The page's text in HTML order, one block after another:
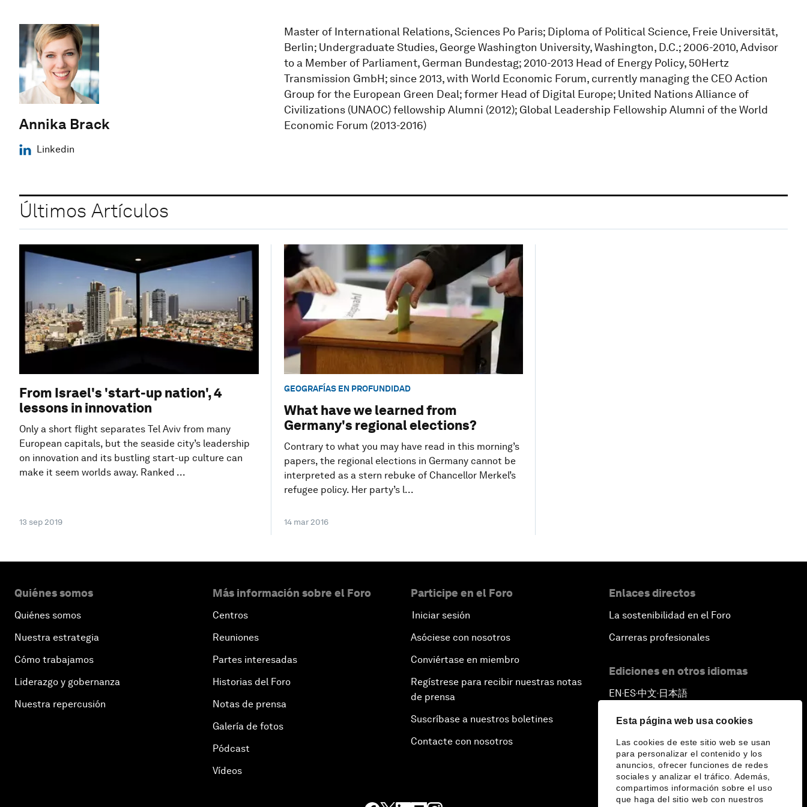
Esta página web usa cookies
Las cookies de este sitio web se usan
para personalizar el contenido y los
anuncios, ofrecer funciones de redes
sociales y analizar el tráfico. Además,
compartimos información sobre el uso
que haga del sitio web con nuestros
Annika Brack
Linkedin
Master of International Relations, Sciences Po Paris; Diploma of Political Science, Freie Universität,
Berlin; Undergraduate Studies, George Washington University, Washington, D.C.; 2006-2010, Advisor
to a Member of Parliament, German Bundestag; 2010-2013 Head of Energy Policy, 50Hertz
Transmission GmbH; since 2013, with World Economic Forum, currently managing the CEO Action
Group for the European Green Deal; former Head of Digital Europe; United Nations Alliance of
Civilizations (UNAOC) fellowship Alumni (2012); Global Leadership Fellowship Alumni of the World
Economic Forum (2013-2016)
Últimos Artículos
From Israel's 'start-up nation', 4
lessons in innovation
Only a short flight separates Tel Aviv from many
European capitals, but the seaside city’s leadership
on innovation and its bustling start-up culture can
make it seem worlds away. Ranked ...
13 sep 2019
GEOGRAFÍAS EN PROFUNDIDAD
What have we learned from
Germany's regional elections?
Contrary to what you may have read in this morning’s
papers, the regional elections in Germany cannot be
interpreted as a stern rebuke of Chancellor Merkel’s
refugee policy. Her party’s l...
14 mar 2016
Quiénes somos
Quiénes somos
Nuestra estrategia
Cómo trabajamos
Liderazgo y gobernanza
Nuestra repercusión
Más información sobre el Foro
Centros
Reuniones
Partes interesadas
Historias del Foro
Notas de prensa
Galería de fotos
Pódcast
Vídeos
Participe en el Foro
Iniciar sesión
Asóciese con nosotros
Conviértase en miembro
Regístrese para recibir nuestras notas
de prensa
Suscríbase a nuestros boletines
Contacte con nosotros
Enlaces directos
La sostenibilidad en el Foro
Carreras profesionales
Ediciones en otros idiomas
EN ▪ ES▪中文▪ 日本語